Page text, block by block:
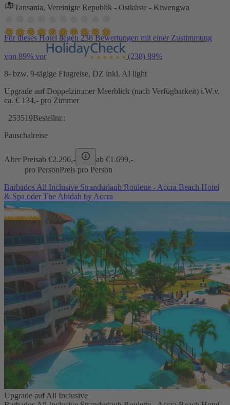
Tansania, Vereinigte Republik - Ostküste - Kiwengwa
Für dieses Hotel liegen 238 Bewertungen mit einer Zustimmung
von 89% vor (238) 89%
8- bzw. 9-tägige Flugreise, DZ inkl. AI light
Upgrade auf Doppelzimmer Meerblick (nach Verfügbarkeit) i.W.v.
ca. € 134,- pro Zimmer
253519Bestellnr.:
Pauschalreise
Alter Preisab €2.296,- ab €1.699,-
pro PersonPreis pro Person
Barbados All Inclusive Strandurlaub Roulette - Accra Beach Hotel
& Spa oder The Abidah by Accra
Upgrade auf All Inclusive